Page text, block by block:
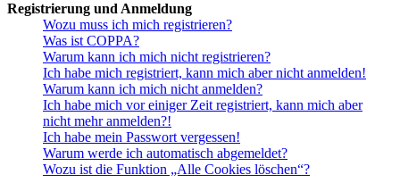
Registrierung und Anmeldung
Wozu muss ich mich registrieren?
Was ist COPPA?
Warum kann ich mich nicht registrieren?
Ich habe mich registriert, kann mich aber nicht anmelden!
Warum kann ich mich nicht anmelden?
Ich habe mich vor einiger Zeit registriert, kann mich aber
nicht mehr anmelden?!
Ich habe mein Passwort vergessen!
Warum werde ich automatisch abgemeldet?
Wozu ist die Funktion „Alle Cookies löschen“?